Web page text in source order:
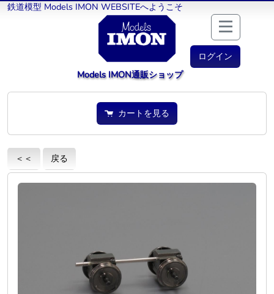
鉄道模型 Models IMON WEBSITEへようこそ
ログイン
Models IMON通販ショップ
カートを見る
＜＜ 戻る